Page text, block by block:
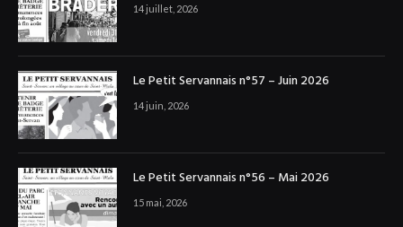
14 juillet, 2026
Le Petit Servannais n°57 – Juin 2026
14 juin, 2026
Le Petit Servannais n°56 – Mai 2026
15 mai, 2026